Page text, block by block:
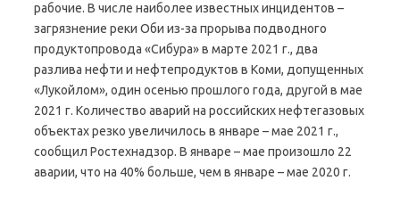
рабочие. В числе наиболее известных инцидентов –
загрязнение реки Оби из-за прорыва подводного
продуктопровода «Сибура» в марте 2021 г., два
разлива нефти и нефтепродуктов в Коми, допущенных
«Лукойлом», один осенью прошлого года, другой в мае
2021 г. Количество аварий на российских нефтегазовых
объектах резко увеличилось в январе – мае 2021 г.,
сообщил Ростехнадзор. В январе – мае произошло 22
аварии, что на 40% больше, чем в январе – мае 2020 г.